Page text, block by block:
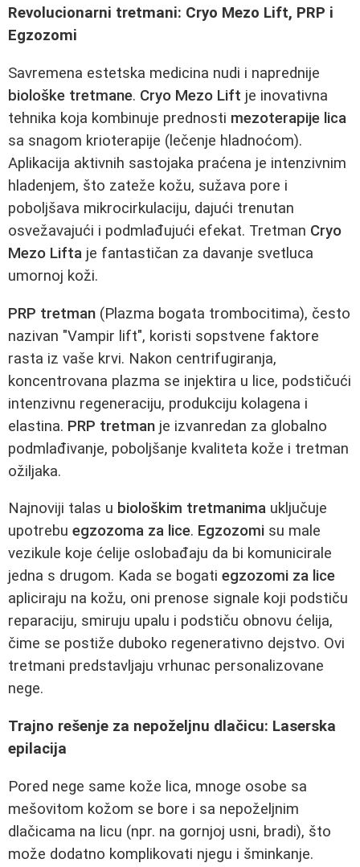
Revolucionarni tretmani: Cryo Mezo Lift, PRP i
Egzozomi
Savremena estetska medicina nudi i naprednije
biološke tretmane. Cryo Mezo Lift je inovativna
tehnika koja kombinuje prednosti mezoterapije lica
sa snagom krioterapije (lečenje hladnoćom).
Aplikacija aktivnih sastojaka praćena je intenzivnim
hladenjem, što zateže kožu, sužava pore i
poboljšava mikrocirkulaciju, dajući trenutan
osvežavajući i podmlađujući efekat. Tretman Cryo
Mezo Lifta je fantastičan za davanje svetluca
umornoj koži.
PRP tretman (Plazma bogata trombocitima), često
nazivan "Vampir lift", koristi sopstvene faktore
rasta iz vaše krvi. Nakon centrifugiranja,
koncentrovana plazma se injektira u lice, podstičući
intenzivnu regeneraciju, produkciju kolagena i
elastina. PRP tretman je izvanredan za globalno
podmlađivanje, poboljšanje kvaliteta kože i tretman
ožiljaka.
Najnoviji talas u biološkim tretmanima uključuje
upotrebu egzozoma za lice. Egzozomi su male
vezikule koje ćelije oslobađaju da bi komunicirale
jedna s drugom. Kada se bogati egzozomi za lice
apliciraju na kožu, oni prenose signale koji podstiču
reparaciju, smiruju upalu i podstiču obnovu ćelija,
čime se postiže duboko regenerativno dejstvo. Ovi
tretmani predstavljaju vrhunac personalizovane
nege.
Trajno rešenje za nepoželjnu dlačicu: Laserska
epilacija
Pored nege same kože lica, mnoge osobe sa
mešovitom kožom se bore i sa nepoželjnim
dlačicama na licu (npr. na gornjoj usni, bradi), što
može dodatno komplikovati njegu i šminkanje.